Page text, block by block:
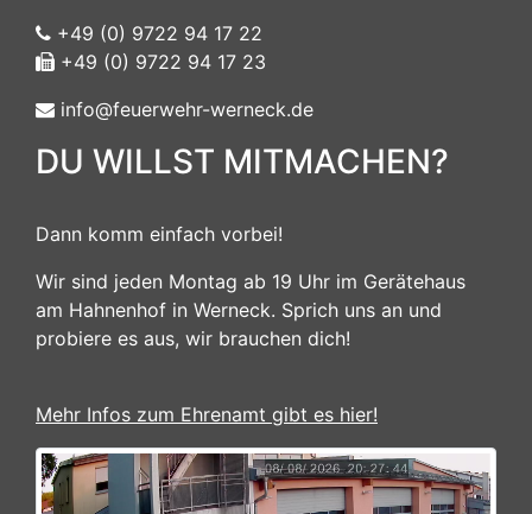
+49 (0) 9722 94 17 22
+49 (0) 9722 94 17 23
info@feuerwehr-werneck.de
DU WILLST MITMACHEN?
Dann komm einfach vorbei!
Wir sind jeden Montag ab 19 Uhr im Gerätehaus
am Hahnenhof in Werneck. Sprich uns an und
probiere es aus, wir brauchen dich!
Mehr Infos zum Ehrenamt gibt es hier!